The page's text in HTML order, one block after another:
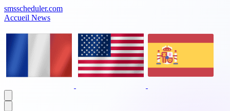
smsscheduler.com
Accueil News